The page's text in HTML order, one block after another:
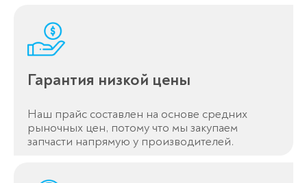
Гарантия низкой цены
Наш прайс составлен на основе средних
рыночных цен, потому что мы закупаем
запчасти напрямую у производителей.